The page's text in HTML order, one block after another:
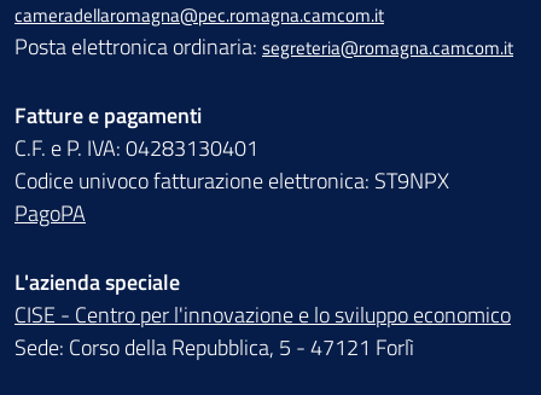
cameradellaromagna@pec.romagna.camcom.it
Posta elettronica ordinaria: segreteria@romagna.camcom.it
Fatture e pagamenti
C.F. e P. IVA: 04283130401
Codice univoco fatturazione elettronica: ST9NPX
PagoPA
L'azienda speciale
CISE - Centro per l'innovazione e lo sviluppo economico
Sede: Corso della Repubblica, 5 - 47121 Forlì